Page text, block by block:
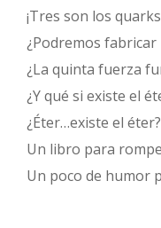
¡Tres son los
¿Podremos
¿La quinta fuerza
¿Y qué si existe el
¿Éter…existe el éter?
Un libro para
Un poco de humor